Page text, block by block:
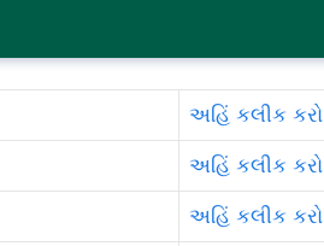
અહિં કલીક કરો
અહિં કલીક કરો
અહિં કલીક કરો